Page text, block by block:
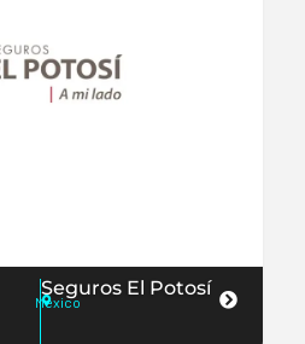
Seguros El Potosí
México